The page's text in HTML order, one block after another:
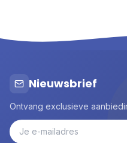
Nieuwsbrief
Ontvang exclusieve